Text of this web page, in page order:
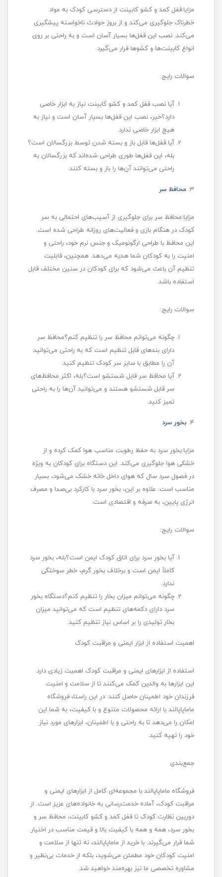
مزایا:قفل کمد و کشو کابینت از دسترسی کودک به مواد
خطرناک جلوگیری می‌کند و از بروز حوادث ناخواسته پیشگیری
می‌کند. نصب این قفل‌ها بسیار آسان است و به راحتی بر روی
انواع کابینت‌ها و کشوها قرار می‌گیرد.
سوالات رایج:
آیا نصب قفل کمد و کشو کابینت نیاز به ابزار خاصی
دارد؟خیر، نصب این قفل‌ها بسیار آسان است و نیاز به
هیچ ابزار خاصی ندارد.
آیا قفل‌ها قابل باز و بسته شدن توسط بزرگسالان است؟
بله، این قفل‌ها طوری طراحی شده‌اند که بزرگسالان به
راحتی می‌توانند آن‌ها را باز و بسته کنند.
3. محافظ سر
مزایا:محافظ سر برای جلوگیری از آسیب‌های احتمالی به سر
کودک در هنگام بازی و فعالیت‌های روزانه طراحی شده است.
این محافظ با طراحی ارگونومیک و جنس نرم خود، راحتی و
امنیت را به کودکان شما هدیه می‌دهد. همچنین، قابلیت
تنظیم آن باعث می‌شود که برای کودکان در سنین مختلف قابل
استفاده باشد.
سوالات رایج:
چگونه می‌توانم محافظ سر را تنظیم کنم؟محافظ سر
دارای بندهای قابل تنظیم است که به راحتی می‌توانید
آن را مطابق با سایز سر کودک تنظیم کنید.
آیا محافظ سر قابل شستشو است؟بله، اکثر محافظ‌های
سر قابل شستشو هستند و می‌توانید آن‌ها را به راحتی
تمیز کنید.
4. بخور سرد
مزایا:بخور سرد به حفظ رطوبت مناسب هوا کمک کرده و از
خشکی هوا جلوگیری می‌کند. این دستگاه برای کودکان به ویژه
در فصول سرد سال که هوای داخل خانه خشک می‌شود، بسیار
مناسب است. علاوه بر این، بخور سرد با کارکرد بی‌صدا و مصرف
انرژی پایین، به صرفه و اقتصادی است.
سوالات رایج:
آیا بخور سرد برای اتاق کودک ایمن است؟بله، بخور سرد
کاملاً ایمن است و برخلاف بخور گرم، خطر سوختگی
ندارد.
چگونه می‌توانم میزان بخار را تنظیم کنم؟دستگاه بخور
سرد دارای دکمه‌های تنظیم است که می‌توانید میزان
بخار تولیدی را بر اساس نیاز تنظیم کنید.
اهمیت استفاده از ابزار ایمنی و مراقبت کودک
استفاده از ابزارهای ایمنی و مراقبت کودک اهمیت زیادی دارد.
این ابزارها به والدین کمک می‌کنند تا از سلامت و امنیت
فرزندان خود اطمینان حاصل کنند. در این راستا، فروشگاه
ماماپاپالند با ارائه محصولات متنوع و با کیفیت، به شما این
امکان را می‌دهد تا به راحتی و با اطمینان، ابزارهای مورد نیاز
خود را تهیه کنید.
جمع‌بندی
فروشگاه ماماپاپالند با مجموعه‌ای کامل از ابزارهای ایمنی و
مراقبت کودک، آماده خدمت‌رسانی به خانواده‌های عزیز است. از
دوربین نظارت کودک تا قفل کمد و کشو کابینت، محافظ سر و
بخور سرد، همه و همه با کیفیت بالا و قیمت مناسب در اختیار
شما قرار می‌گیرند. با خرید از ماماپاپالند، نه تنها از سلامت و
امنیت کودکان خود مطمئن می‌شوید، بلکه از خدمات بی‌نظیر و
مشاوره تخصصی ما نیز بهره‌مند خواهید شد.